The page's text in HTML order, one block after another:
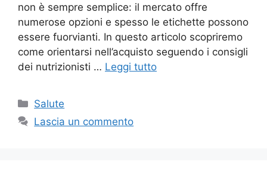
non è sempre semplice: il mercato offre
numerose opzioni e spesso le etichette possono
essere fuorvianti. In questo articolo scopriremo
come orientarsi nell’acquisto seguendo i consigli
dei nutrizionisti … Leggi tutto
Categorie
Salute
Lascia un commento